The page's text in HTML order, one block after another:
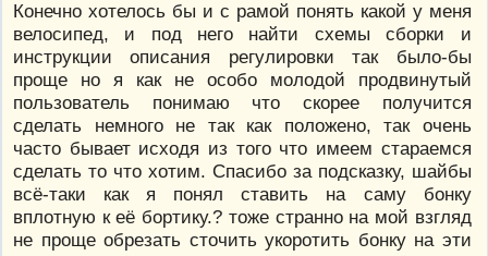
Конечно хотелось бы и с рамой понять какой у меня
велосипед, и под него найти схемы сборки и
инструкции описания регулировки так было-бы
проще но я как не особо молодой продвинутый
пользователь понимаю что скорее получится
сделать немного не так как положено, так очень
часто бывает исходя из того что имеем стараемся
сделать то что хотим. Спасибо за подсказку, шайбы
всё-таки как я понял ставить на саму бонку
вплотную к её бортику.? тоже странно на мой взгляд
не проще обрезать сточить укоротить бонку на эти